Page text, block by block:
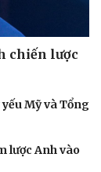
chiến lược
Mỹ và Tổng
lược Anh vào